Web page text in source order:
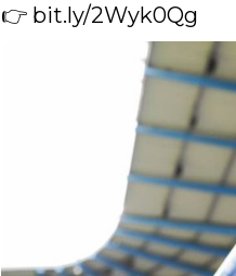
👉 bit.ly/2Wyk0Qg